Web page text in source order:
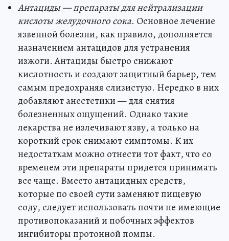
Антациды — препараты для нейтрализации
кислоты желудочного сока. Основное лечение
язвенной болезни, как правило, дополняется
назначением антацидов для устранения
изжоги. Антациды быстро снижают
кислотность и создают защитный барьер, тем
самым предохраняя слизистую. Нередко в них
добавляют анестетики — для снятия
болезненных ощущений. Однако такие
лекарства не излечивают язву, а только на
короткий срок снимают симптомы. К их
недостаткам можно отнести тот факт, что со
временем эти препараты придется принимать
все чаще. Вместо антацидных средств,
которые по своей сути заменяют пищевую
соду, следует использовать почти не имеющие
противопоказаний и побочных эффектов
ингибиторы протонной помпы.